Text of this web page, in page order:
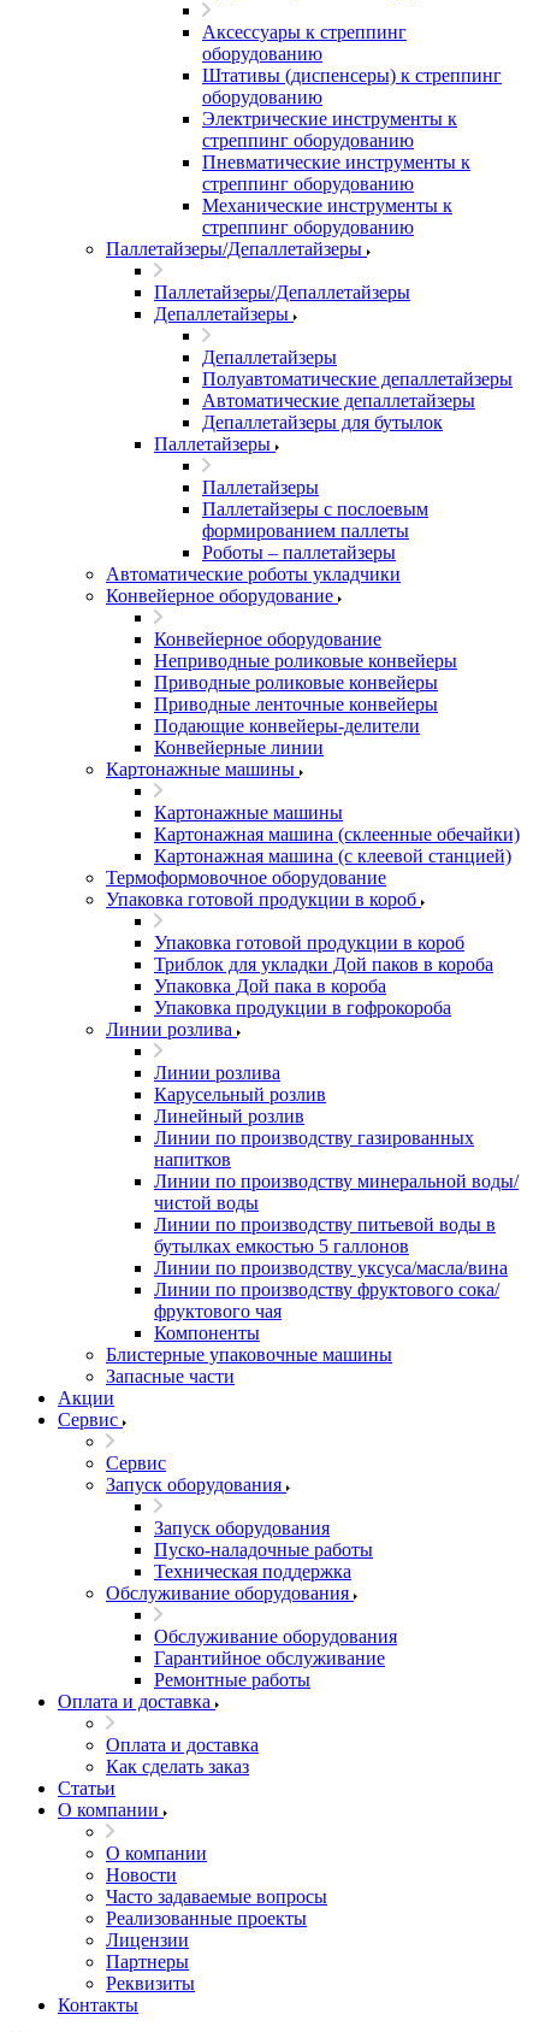
Аксессуары к стреппинг
оборудованию
Штативы (диспенсеры) к стреппинг
оборудованию
Электрические инструменты к
стреппинг оборудованию
Пневматические инструменты к
стреппинг оборудованию
Механические инструменты к
стреппинг оборудованию
Паллетайзеры/Депаллетайзеры
Паллетайзеры/Депаллетайзеры
Депаллетайзеры
Депаллетайзеры
Полуавтоматические депаллетайзеры
Автоматические депаллетайзеры
Депаллетайзеры для бутылок
Паллетайзеры
Паллетайзеры
Паллетайзеры с послоевым
формированием паллеты
Роботы – паллетайзеры
Автоматические роботы укладчики
Конвейерное оборудование
Конвейерное оборудование
Неприводные роликовые конвейеры
Приводные роликовые конвейеры
Приводные ленточные конвейеры
Подающие конвейеры-делители
Конвейерные линии
Картонажные машины
Картонажные машины
Картонажная машина (склеенные обечайки)
Картонажная машина (с клеевой станцией)
Термоформовочное оборудование
Упаковка готовой продукции в короб
Упаковка готовой продукции в короб
Триблок для укладки Дой паков в короба
Упаковка Дой пака в короба
Упаковка продукции в гофрокороба
Линии розлива
Линии розлива
Карусельный розлив
Линейный розлив
Линии по производству газированных
напитков
Линии по производству минеральной воды/
чистой воды
Линии по производству питьевой воды в
бутылках емкостью 5 галлонов
Линии по производству уксуса/масла/вина
Линии по производству фруктового сока/
фруктового чая
Компоненты
Блистерные упаковочные машины
Запасные части
Акции
Сервис
Сервис
Запуск оборудования
Запуск оборудования
Пуско-наладочные работы
Техническая поддержка
Обслуживание оборудования
Обслуживание оборудования
Гарантийное обслуживание
Ремонтные работы
Оплата и доставка
Оплата и доставка
Как сделать заказ
Статьи
О компании
О компании
Новости
Часто задаваемые вопросы
Реализованные проекты
Лицензии
Партнеры
Реквизиты
Контакты